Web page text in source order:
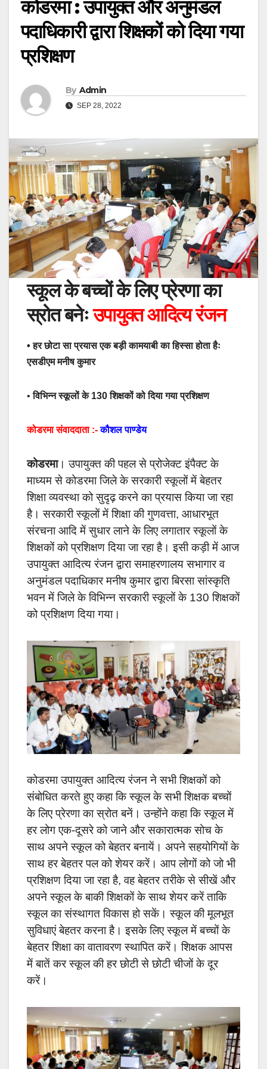
कोडरमा : उपायुक्त और अनुमंडल
पदाधिकारी द्वारा शिक्षकों को दिया गया
प्रशिक्षण
By Admin
SEP 28, 2022
स्कूल के बच्चों के लिए प्रेरणा का
स्रोत बनेःउपायुक्त आदित्य रंजन
• हर छोटा सा प्रयास एक बड़ी कामयाबी का हिस्सा होता हैः
एसडीएम मनीष कुमार
•विभिन्न स्कूलों के 130 शिक्षकों को दिया गया प्रशिक्षण
कोडरमा संवाददाता :- कौशल पाण्डेय
कोडरमा। उपायुक्त की पहल से प्रोजेक्ट इंपैक्ट के
माध्यम से कोडरमा जिले के सरकारी स्कूलों में बेहतर
शिक्षा व्यवस्था को सुदृढ़ करने का प्रयास किया जा रहा
है। सरकारी स्कूलों में शिक्षा की गुणवत्ता, आधारभूत
संरचना आदि में सुधार लाने के लिए लगातार स्कूलों के
शिक्षकों को प्रशिक्षण दिया जा रहा है। इसी कड़ी में आज
उपायुक्त आदित्य रंजन द्वारा समाहरणालय सभागार व
अनुमंडल पदाधिकार मनीष कुमार द्वारा बिरसा सांस्कृति
भवन में जिले के विभिन्न सरकारी स्कूलों के 130 शिक्षकों
को प्रशिक्षण दिया गया।
कोडरमा उपायुक्त आदित्य रंजन ने सभी शिक्षकों को
संबोधित करते हुए कहा कि स्कूल के सभी शिक्षक बच्चों
के लिए प्रेरणा का स्रोत बनें। उन्होंने कहा कि स्कूल में
हर लोग एक-दूसरे को जाने और सकारात्मक सोच के
साथ अपने स्कूल को बेहतर बनायें। अपने सहयोगियों के
साथ हर बेहतर पल को शेयर करें। आप लोगों को जो भी
प्रशिक्षण दिया जा रहा है, वह बेहतर तरीके से सीखें और
अपने स्कूल के बाकी शिक्षकों के साथ शेयर करें ताकि
स्कूल का संस्थागत विकास हो सकें। स्कूल की मूलभूत
सुविधाएं बेहतर करना है। इसके लिए स्कूल में बच्चों के
बेहतर शिक्षा का वातावरण स्थापित करें। शिक्षक आपस
में बातें कर स्कूल की हर छोटी से छोटी चीजों के दूर
करें।